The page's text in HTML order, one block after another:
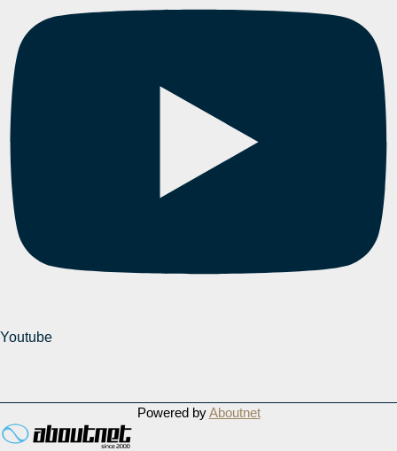
Youtube
Powered byAboutnet